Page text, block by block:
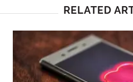
RELATED